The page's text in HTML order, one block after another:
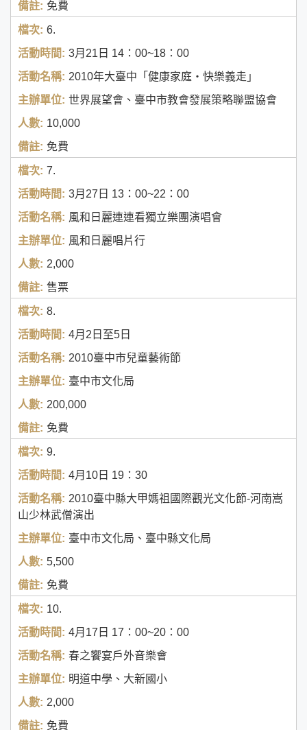
免費
6.
3月21日 14：00~18：00
2010年大臺中「健康家庭‧快樂義走」
世界展望會、臺中市教會發展策略聯盟協會
10,000
免費
7.
3月27日 13：00~22：00
風和日麗連連看獨立樂團演唱會
風和日麗唱片行
2,000
售票
8.
4月2日至5日
2010臺中市兒童藝術節
臺中市文化局
200,000
免費
9.
4月10日 19：30
2010臺中縣大甲媽祖國際觀光文化節-河南嵩
山少林武僧演出
臺中市文化局、臺中縣文化局
5,500
免費
10.
4月17日 17：00~20：00
春之饗宴戶外音樂會
明道中學、大新國小
2,000
免費